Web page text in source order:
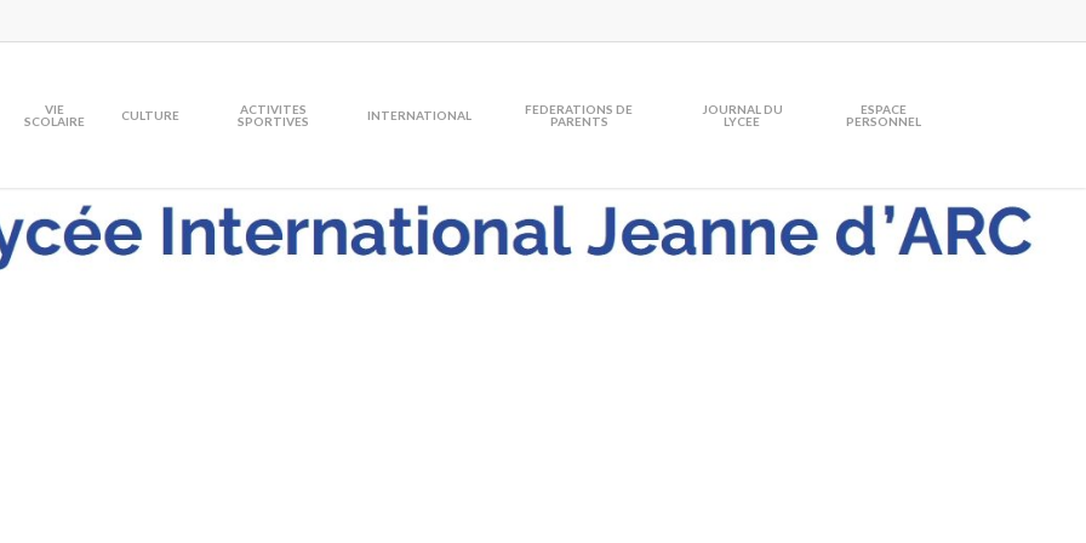
VIE
SCOLAIRE
CULTURE
ACTIVITES
SPORTIVES
INTERNATIONAL
FEDERATIONS DE
PARENTS
JOURNAL DU
LYCEE
ESPACE
PERSONNEL